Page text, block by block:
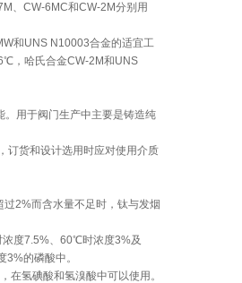
、CW-6MC和CW-2M分别用
和UNS N10003合金的适宜工
，哈氏合金CW-2M和UNS
用于阀门生产中主要是铸造纯
订货和设计选用时应对使用介质
2%而含水量不足时，钛与发烟
度7.5%、60℃时浓度3%及
的磷酸中。
氢碘酸和氢溴酸中可以使用。